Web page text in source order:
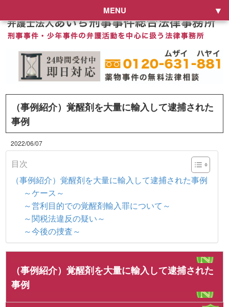
MENU
（事例紹介）覚醒剤を大量に輸入して逮捕された
事例
2022/06/07
目次
（事例紹介）覚醒剤を大量に輸入して逮捕された事例
～ケース～
～営利目的での覚醒剤輸入罪について～
～関税法違反の疑い～
～今後の捜査～
（事例紹介）覚醒剤を大量に輸入して逮捕された
事例